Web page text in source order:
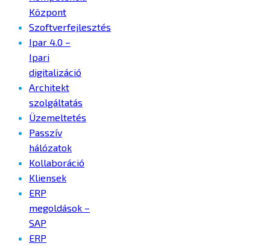
Központ
Szoftverfejlesztés
Ipar 4.0 –
Ipari
digitalizáció
Architekt
szolgáltatás
Üzemeltetés
Passzív
hálózatok
Kollaboráció
Kliensek
ERP
megoldások –
SAP
ERP